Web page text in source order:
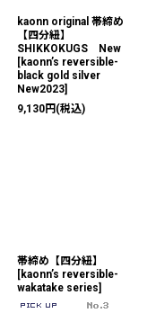
kaonn original 帯締め
【四分紐】
SHIKKOKUGS New
[kaonn’s reversible-
black gold silver
New2023]
9,130円 (税込)
帯締め【四分紐】
[kaonn’s reversible-
wakatake series]